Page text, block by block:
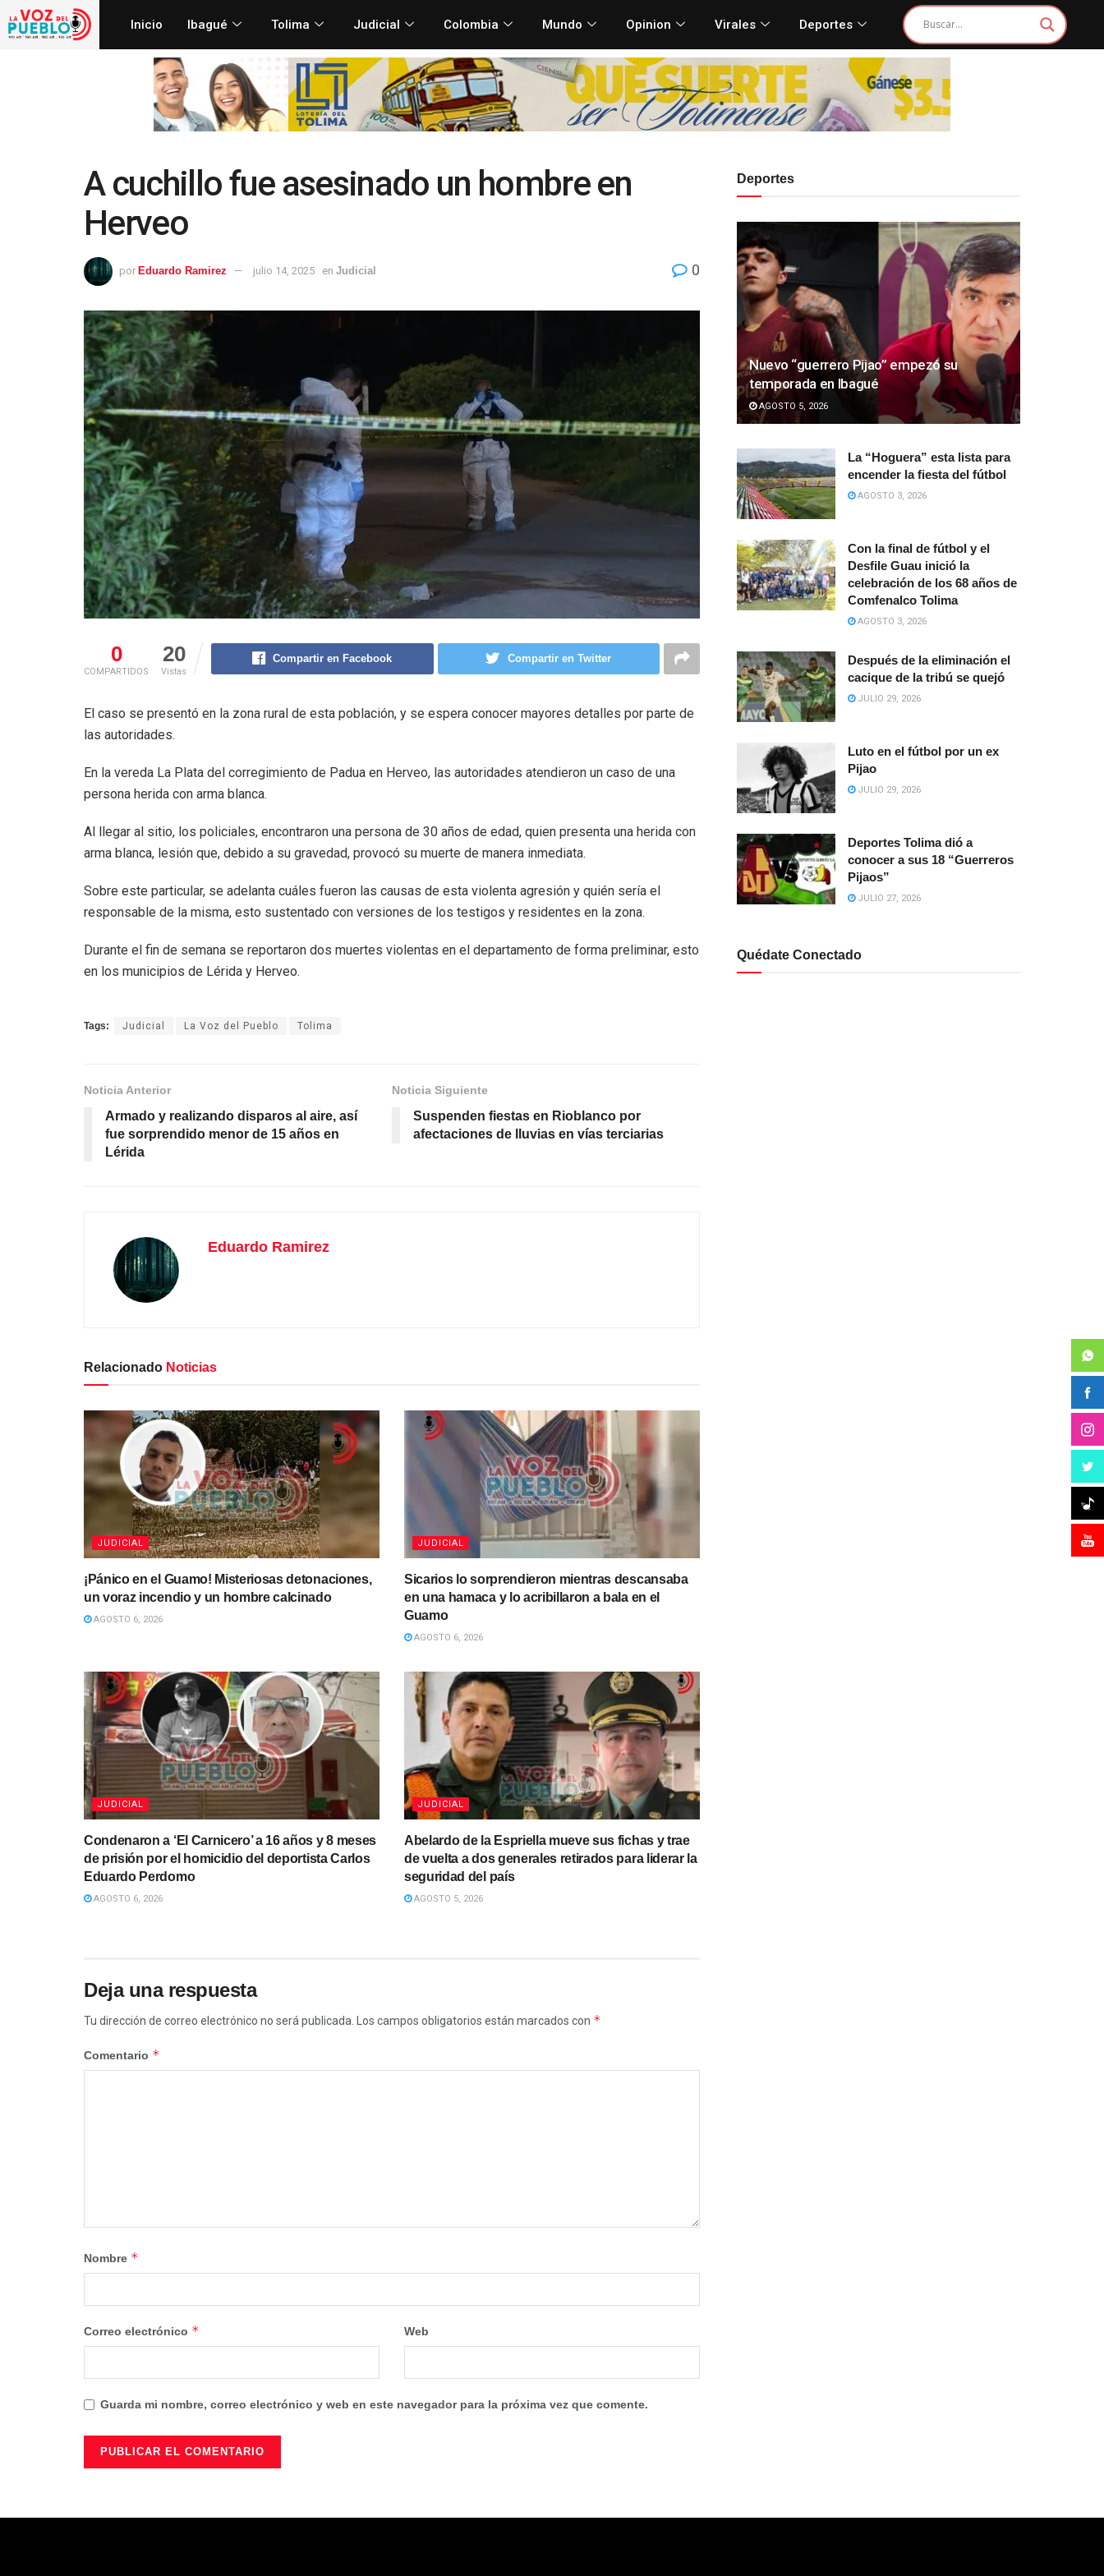
Inicio Ibagué Tolima Judicial Colombia Mundo Opinion Virales Deportes
A cuchillo fue asesinado un hombre en
Herveo
por Eduardo Ramirez julio 14, 2025 en Judicial 0
0
COMPARTIDOS
20
Vistas
Compartir en Facebook Compartir en Twitter
El caso se presentó en la zona rural de esta población, y se espera conocer mayores detalles por parte de
las autoridades.
En la vereda La Plata del corregimiento de Padua en Herveo, las autoridades atendieron un caso de una
persona herida con arma blanca.
Al llegar al sitio, los policiales, encontraron una persona de 30 años de edad, quien presenta una herida con
arma blanca, lesión que, debido a su gravedad, provocó su muerte de manera inmediata.
Sobre este particular, se adelanta cuáles fueron las causas de esta violenta agresión y quién sería el
responsable de la misma, esto sustentado con versiones de los testigos y residentes en la zona.
Durante el fin de semana se reportaron dos muertes violentas en el departamento de forma preliminar, esto
en los municipios de Lérida y Herveo.
Tags: Judicial La Voz del Pueblo Tolima
Noticia Anterior
Armado y realizando disparos al aire, así
fue sorprendido menor de 15 años en
Lérida
Noticia Siguiente
Suspenden fiestas en Rioblanco por
afectaciones de lluvias en vías terciarias
Eduardo Ramirez
Relacionado Noticias
JUDICIAL
¡Pánico en el Guamo! Misteriosas detonaciones,
un voraz incendio y un hombre calcinado
AGOSTO 6, 2026
JUDICIAL
Sicarios lo sorprendieron mientras descansaba
en una hamaca y lo acribillaron a bala en el
Guamo
AGOSTO 6, 2026
JUDICIAL
Condenaron a ‘El Carnicero’ a 16 años y 8 meses
de prisión por el homicidio del deportista Carlos
Eduardo Perdomo
AGOSTO 6, 2026
JUDICIAL
Abelardo de la Espriella mueve sus fichas y trae
de vuelta a dos generales retirados para liderar la
seguridad del país
AGOSTO 5, 2026
Deja una respuesta
Tu dirección de correo electrónico no será publicada. Los campos obligatorios están marcados con *
Comentario *
Nombre *
Correo electrónico * Web
Guarda mi nombre, correo electrónico y web en este navegador para la próxima vez que comente.
Deportes
Nuevo “guerrero Pijao” empezó su
temporada en Ibagué
AGOSTO 5, 2026
La “Hoguera” esta lista para
encender la fiesta del fútbol
AGOSTO 3, 2026
Con la final de fútbol y el
Desfile Guau inició la
celebración de los 68 años de
Comfenalco Tolima
AGOSTO 3, 2026
Después de la eliminación el
cacique de la tribú se quejó
JULIO 29, 2026
Luto en el fútbol por un ex
Pijao
JULIO 29, 2026
Deportes Tolima dió a
conocer a sus 18 “Guerreros
Pijaos”
JULIO 27, 2026
Quédate Conectado